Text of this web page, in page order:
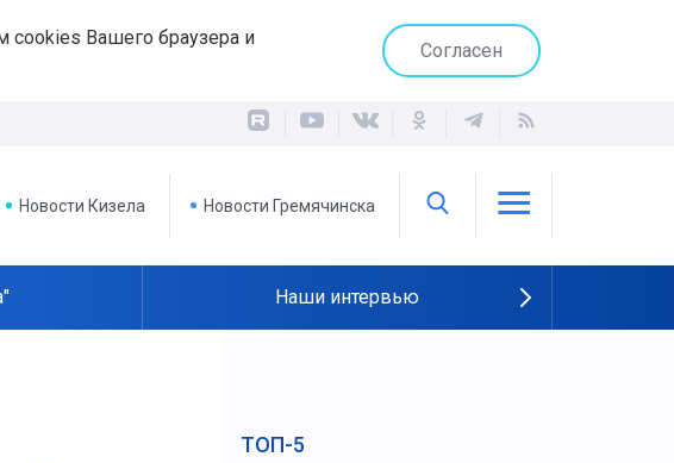
cookies Вашего браузера и
Согласен
Новости Кизела Новости Гремячинска
Наши интервью
ТОП-5